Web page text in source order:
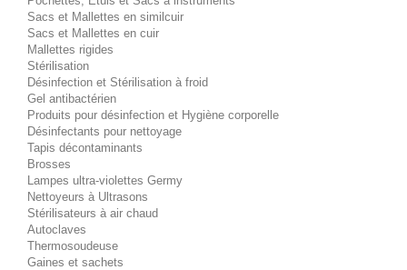
Sacs et Mallettes en similcuir
Sacs et Mallettes en cuir
Mallettes rigides
Stérilisation
Désinfection et Stérilisation à froid
Gel antibactérien
Produits pour désinfection et Hygiène corporelle
Désinfectants pour nettoyage
Tapis décontaminants
Brosses
Lampes ultra-violettes Germy
Nettoyeurs à Ultrasons
Stérilisateurs à air chaud
Autoclaves
Thermosoudeuse
Gaines et sachets